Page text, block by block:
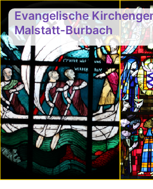
Evangelische
Malstatt-Burbach